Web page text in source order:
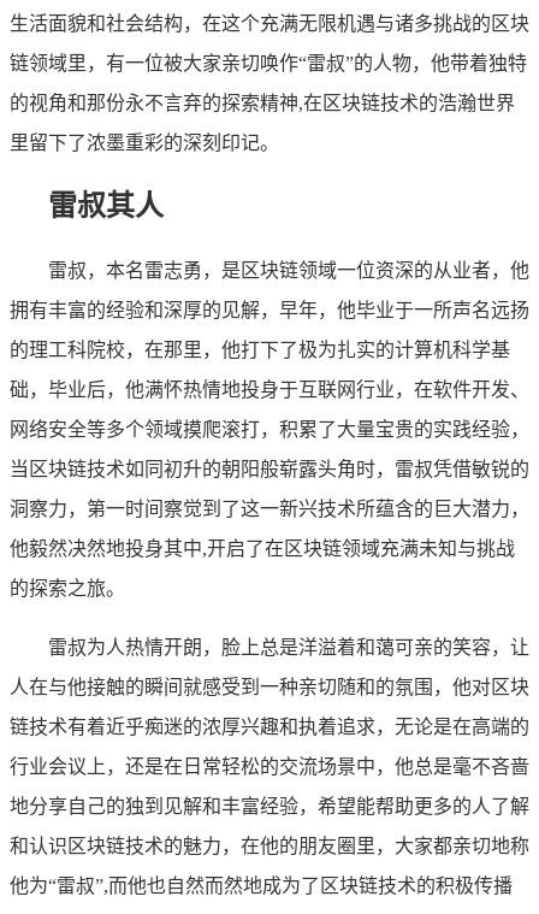
生活面貌和社会结构，在这个充满无限机遇与诸多挑战的区块
链领域里，有一位被大家亲切唤作“雷叔”的人物，他带着独特
的视角和那份永不言弃的探索精神,在区块链技术的浩瀚世界
里留下了浓墨重彩的深刻印记。
雷叔其人
雷叔，本名雷志勇，是区块链领域一位资深的从业者，他
拥有丰富的经验和深厚的见解，早年，他毕业于一所声名远扬
的理工科院校，在那里，他打下了极为扎实的计算机科学基
础，毕业后，他满怀热情地投身于互联网行业，在软件开发、
网络安全等多个领域摸爬滚打，积累了大量宝贵的实践经验，
当区块链技术如同初升的朝阳般崭露头角时，雷叔凭借敏锐的
洞察力，第一时间察觉到了这一新兴技术所蕴含的巨大潜力，
他毅然决然地投身其中,开启了在区块链领域充满未知与挑战
的探索之旅。
雷叔为人热情开朗，脸上总是洋溢着和蔼可亲的笑容，让
人在与他接触的瞬间就感受到一种亲切随和的氛围，他对区块
链技术有着近乎痴迷的浓厚兴趣和执着追求，无论是在高端的
行业会议上，还是在日常轻松的交流场景中，他总是毫不吝啬
地分享自己的独到见解和丰富经验，希望能帮助更多的人了解
和认识区块链技术的魅力，在他的朋友圈里，大家都亲切地称
他为“雷叔”,而他也自然而然地成为了区块链技术的积极传播